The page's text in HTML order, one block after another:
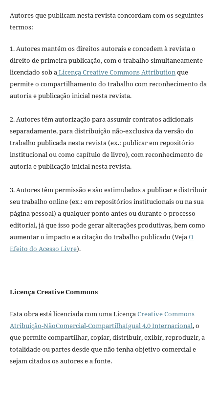
Autores que publicam nesta revista concordam com os seguintes
termos:
1. Autores mantém os direitos autorais e concedem à revista o
direito de primeira publicação, com o trabalho simultaneamente
licenciado sob aLicença Creative Commons Attributionque
permite o compartilhamento do trabalho com reconhecimento da
autoria e publicação inicial nesta revista.
2. Autores têm autorização para assumir contratos adicionais
separadamente, para distribuição não-exclusiva da versão do
trabalho publicada nesta revista (ex.: publicar em repositório
institucional ou como capítulo de livro), com reconhecimento de
autoria e publicação inicial nesta revista.
3. Autores têm permissão e são estimulados a publicar e distribuir
seu trabalho online (ex.: em repositórios institucionais ou na sua
página pessoal) a qualquer ponto antes ou durante o processo
editorial, já que isso pode gerar alterações produtivas, bem como
aumentar o impacto e a citação do trabalho publicado (VejaO
Efeito do Acesso Livre).
Licença Creative Commons
Esta obra está licenciada com uma Licença Creative Commons
Atribuição-NãoComercial-CompartilhaIgual 4.0 Internacional, o
que permite compartilhar, copiar, distribuir, exibir, reproduzir, a
totalidade ou partes desde que não tenha objetivo comercial e
sejam citados os autores e a fonte.